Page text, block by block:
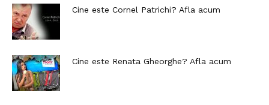
Cine este Cornel Patrichi? Afla acum
Cine este Renata Gheorghe? Afla acum